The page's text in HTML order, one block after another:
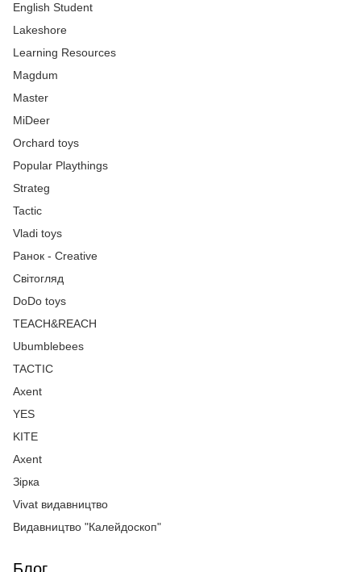
English Student
Lakeshore
Learning Resources
Magdum
Master
MiDeer
Orchard toys
Popular Playthings
Strateg
Tactic
Vladi toys
Ранок - Creative
Світогляд
DoDo toys
TEACH&REACH
Ubumblebees
TACTIC
Axent
YES
KITE
Axent
Зірка
Vivat видавництво
Видавництво "Калейдоскоп"